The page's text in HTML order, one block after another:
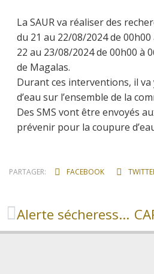
La SAUR va réaliser des
du 21 au 22/08/2024 de
22 au 23/08/2024 de 00h00 à
de Magalas.
Durant ces interventions, il
d’eau sur l’ensemble de la
Des SMS vont être envoyés
prévenir pour la coupure
PARTAGER: FACEBOOK
Alerte sécheresse renforcée.